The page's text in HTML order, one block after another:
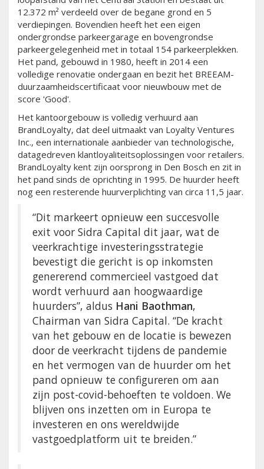
12.372 m² verdeeld over de begane grond en 5
verdiepingen. Bovendien heeft het een eigen
ondergrondse parkeergarage en bovengrondse
parkeergelegenheid met in totaal 154 parkeerplekken.
Het pand, gebouwd in 1980, heeft in 2014 een
volledige renovatie ondergaan en bezit het BREEAM-
duurzaamheidscertificaat voor nieuwbouw met de
score 'Good'.
Het kantoorgebouw is volledig verhuurd aan
BrandLoyalty, dat deel uitmaakt van Loyalty Ventures
Inc., een internationale aanbieder van technologische,
datagedreven klantloyaliteitsoplossingen voor retailers.
BrandLoyalty kent zijn oorsprong in Den Bosch en zit in
het pand sinds de oprichting in 1995. De huurder heeft
nog een resterende huurverplichting van circa 11,5 jaar.
“Dit markeert opnieuw een succesvolle
exit voor Sidra Capital dit jaar, wat de
veerkrachtige investeringsstrategie
bevestigt die gericht is op inkomsten
genererend commercieel vastgoed dat
wordt verhuurd aan hoogwaardige
huurders”, aldus Hani Baothman,
Chairman van Sidra Capital. “De kracht
van het gebouw en de locatie is bewezen
door de veerkracht tijdens de pandemie
en het vermogen van de huurder om het
pand opnieuw te configureren om aan
zijn post-covid-behoeften te voldoen. We
blijven ons inzetten om in Europa te
investeren en ons wereldwijde
vastgoedplatform uit te breiden.”